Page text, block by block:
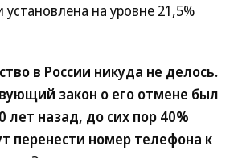
на уровне 21,5%
в России никуда не делось.
закон о его отмене был
лет назад, до сих пор 40%
перенести номер телефона к